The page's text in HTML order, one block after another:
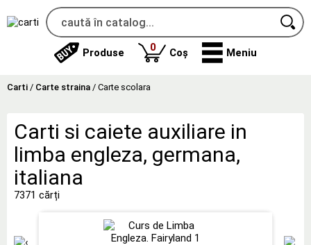
Produse 0produse
Coș Meniu
Carti / Carte straina / Carte scolara
Carti si caiete auxiliare in
limba engleza, germana,
italiana
7371 cărți